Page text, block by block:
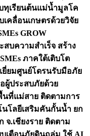
ทุเรียนต้นแม่น้ำมูลโค
คลื่อนเกษตรด้วยวิจัย
GROW
สบความสำเร็จ สร้าง
ภาคใต้เติบโต
ยี่ยมศูนย์โดรนรับมือภัย
ผู้ประสบภัยด้วย
นที่แม่สาย ติดตามการ
โลยีเสริมคันกั้นน้ำ ยก
จ.เชียงราย ติดตาม
เตือนภัยดินถล่ม ใช้ AI